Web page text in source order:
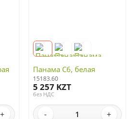
+
Панама C6, белая
15183.60
5 257 KZT
без НДС
- +